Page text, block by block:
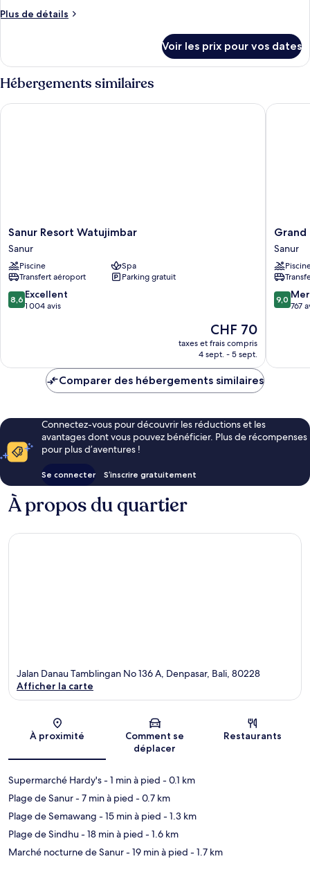
chambre :
Plunge
Pool
Plus de détails
Plus
le
type
de
Cabana
Voir les prix pour vos dates
Hébergements similaires
Sanur
Resort
Watujimbar
Sanur
Sanur Resort Watujimbar
Sanur
Piscine
Spa
Transfert aéroport
Parking gratuit
8.6
sur
8,6 Excellent
1 004 avis
Le
nouveau
prix
de
CHF 70
taxes et frais compris
4 sept. - 5 sept.
Sanur Resort Watujimbar
Grand
Palace
Hotel
Sanur
-
Bali
Sanur
Grand
Sanur
9.0
sur
9,0
767
Grand
Comparer des hébergements similaires
Connectez-vous pour découvrir les réductions et les
avantages dont vous pouvez bénéficier. Plus de récompenses
pour plus d’aventures !
Se connecter S’inscrire gratuitement
À propos du quartier
Carte
Jalan Danau Tamblingan No 136 A, Denpasar, Bali, 80228
Afficher la carte
À proximité
Comment se
déplacer
Restaurants
Supermarché Hardy's- 1 min à pied - 0.1 km
Plage de Sanur- 7 min à pied - 0.7 km
Plage de Semawang - 15 min à pied - 1.3 km
Plage de Sindhu- 18 min à pied - 1.6 km
Marché nocturne de Sanur- 19 min à pied - 1.7 km